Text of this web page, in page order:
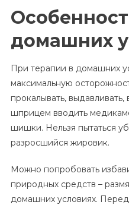
домашних
При терапии в домашних
максимальную
прокалывать, выдавливать,
шприцем вводить
шишки. Нельзя пытаться
разросшийся жировик.
Можно попробовать
природных средств –
домашних условиях.